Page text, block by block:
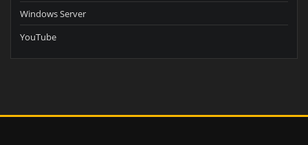
Windows Server
YouTube